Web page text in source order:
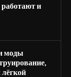
и
моды